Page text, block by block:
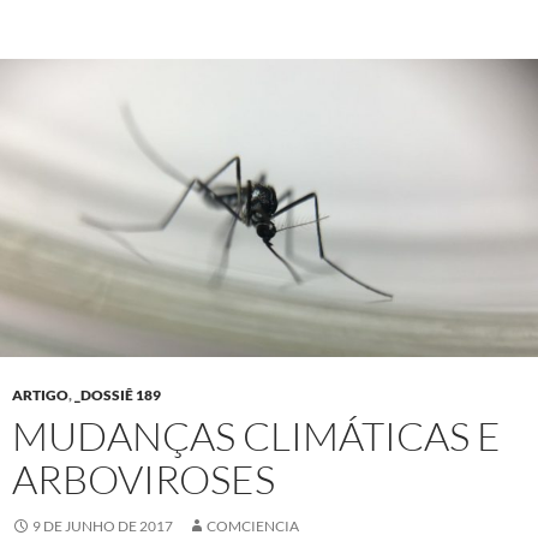
ARTIGO, _DOSSIÊ 189
MUDANÇAS CLIMÁTICAS E
ARBOVIROSES
9 DE JUNHO DE 2017 COMCIENCIA